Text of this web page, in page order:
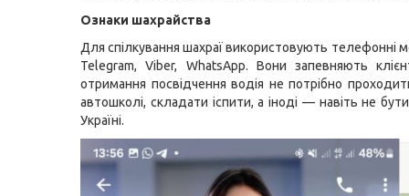
Ознаки шахрайства
Для спілкування шахраї використовують телефонні
Telegram, Viber, WhatsАpp. Вони запевняють
отримання посвідчення водія не потрібно
автошколі, складати іспити, а іноді — навіть не
Україні.